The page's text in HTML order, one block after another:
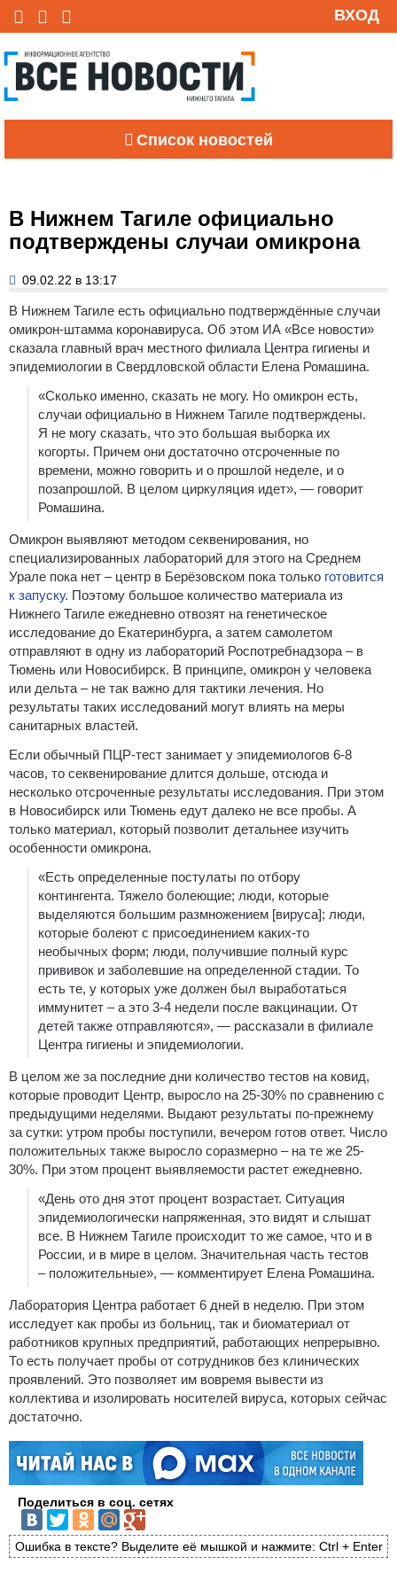
ВХОД
Список новостей
В Нижнем Тагиле официально
подтверждены случаи омикрона
09.02.22 в 13:17
В Нижнем Тагиле есть официально подтверждённые случаи
омикрон-штамма коронавируса. Об этом ИА «Все новости»
сказала главный врач местного филиала Центра гигиены и
эпидемиологии в Свердловской области Елена Ромашина.
«Сколько именно, сказать не могу. Но омикрон есть,
случаи официально в Нижнем Тагиле подтверждены.
Я не могу сказать, что это большая выборка их
когорты. Причем они достаточно отсроченные по
времени, можно говорить и о прошлой неделе, и о
позапрошлой. В целом циркуляция идет», — говорит
Ромашина.
Омикрон выявляют методом секвенирования, но
специализированных лабораторий для этого на Среднем
Урале пока нет – центр в Берёзовском пока только готовится
к запуску. Поэтому большое количество материала из
Нижнего Тагиле ежедневно отвозят на генетическое
исследование до Екатеринбурга, а затем самолетом
отправляют в одну из лабораторий Роспотребнадзора – в
Тюмень или Новосибирск. В принципе, омикрон у человека
или дельта – не так важно для тактики лечения. Но
результаты таких исследований могут влиять на меры
санитарных властей.
Если обычный ПЦР-тест занимает у эпидемиологов 6-8
часов, то секвенирование длится дольше, отсюда и
несколько отсроченные результаты исследования. При этом
в Новосибирск или Тюмень едут далеко не все пробы. А
только материал, который позволит детальнее изучить
особенности омикрона.
«Есть определенные постулаты по отбору
контингента. Тяжело болеющие; люди, которые
выделяются большим размножением [вируса]; люди,
которые болеют с присоединением каких-то
необычных форм; люди, получившие полный курс
прививок и заболевшие на определенной стадии. То
есть те, у которых уже должен был выработаться
иммунитет – а это 3-4 недели после вакцинации. От
детей также отправляются», — рассказали в филиале
Центра гигиены и эпидемиологии.
В целом же за последние дни количество тестов на ковид,
которые проводит Центр, выросло на 25-30% по сравнению с
предыдущими неделями. Выдают результаты по-прежнему
за сутки: утром пробы поступили, вечером готов ответ. Число
положительных также выросло соразмерно – на те же 25-
30%. При этом процент выявляемости растет ежедневно.
«День ото дня этот процент возрастает. Ситуация
эпидемиологически напряженная, это видят и слышат
все. В Нижнем Тагиле происходит то же самое, что и в
России, и в мире в целом. Значительная часть тестов
– положительные», — комментирует Елена Ромашина.
Лаборатория Центра работает 6 дней в неделю. При этом
исследует как пробы из больниц, так и биоматериал от
работников крупных предприятий, работающих непрерывно.
То есть получает пробы от сотрудников без клинических
проявлений. Это позволяет им вовремя вывести из
коллектива и изолировать носителей вируса, которых сейчас
достаточно.
Поделиться в соц. сетях
Ошибка в тексте? Выделите её мышкой и нажмите: Ctrl + Enter